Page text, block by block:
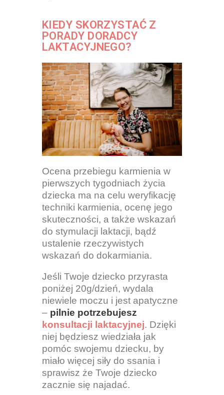
KIEDY SKORZYSTAĆ Z
PORADY DORADCY
LAKTACYJNEGO?
Ocena przebiegu karmienia w
pierwszych tygodniach życia
dziecka ma na celu weryfikację
techniki karmienia, ocenę jego
skuteczności, a także wskazań
do stymulacji laktacji, bądź
ustalenie rzeczywistych
wskazań do dokarmiania.
Jeśli Twoje dziecko przyrasta
poniżej 20g/dzień, wydala
niewiele moczu i jest apatyczne
– pilnie potrzebujesz
konsultacji laktacyjnej. Dzięki
niej będziesz wiedziała jak
pomóc swojemu dziecku, by
miało więcej siły do ssania i
sprawisz że Twoje dziecko
zacznie się najadać.